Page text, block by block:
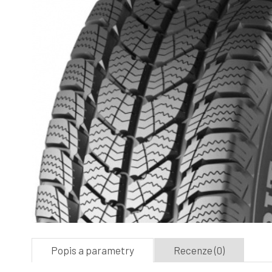
Popis a parametry Recenze (0)